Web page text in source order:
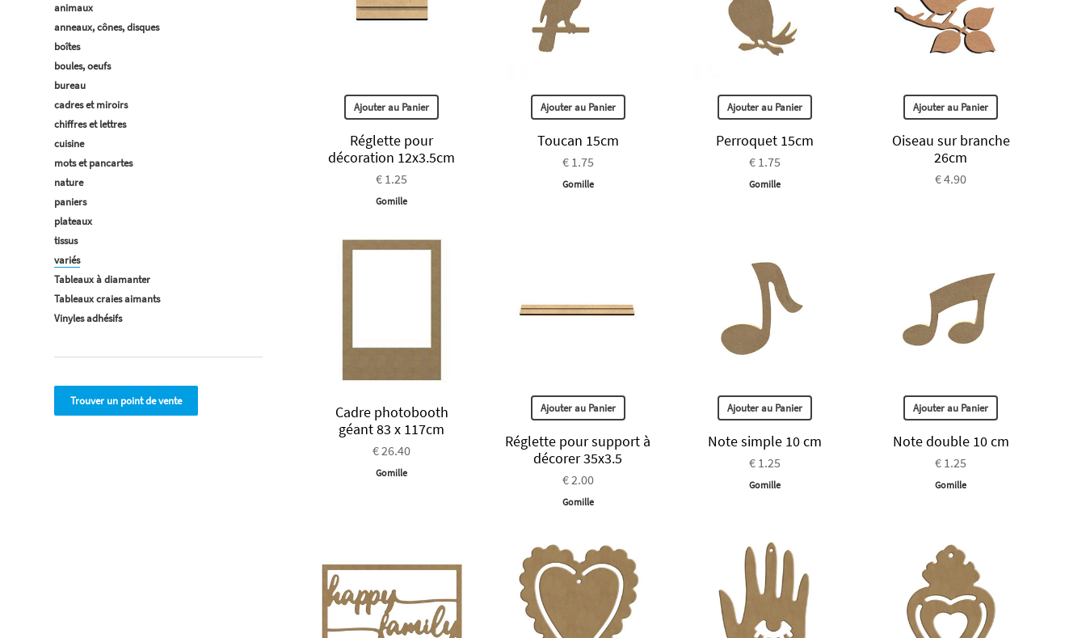
Ajouter au Panier
Réglette pour
décoration 12x3.5cm
€ 1.25
Gomille
Ajouter au Panier
Toucan 15cm
€ 1.75
Gomille
Ajouter au Panier
Perroquet 15cm
€ 1.75
Gomille
Ajouter au Panier
Oiseau sur branche
26cm
€ 4.90
Cadre photobooth
géant 83 x 117cm
€ 26.40
Gomille
Ajouter au Panier
Réglette pour support à
décorer 35x3.5
€ 2.00
Gomille
Ajouter au Panier
Note simple 10 cm
€ 1.25
Gomille
Ajouter au Panier
Note double 10 cm
€ 1.25
Gomille
animaux
anneaux, cônes, disques
boîtes
boules, oeufs
bureau
cadres et miroirs
chiffres et lettres
cuisine
mots et pancartes
nature
paniers
plateaux
tissus
variés
Tableaux à diamanter
Tableaux craies aimants
Vinyles adhésifs
Trouver un point de vente